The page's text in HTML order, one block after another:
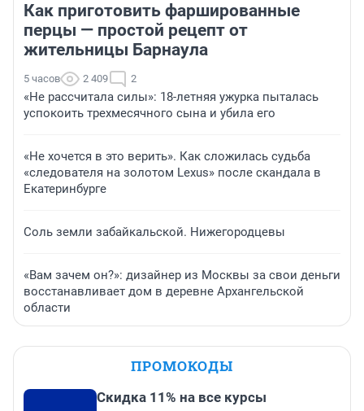
Как приготовить фаршированные
перцы — простой рецепт от
жительницы Барнаула
5 часов 2 409 2
«Не рассчитала силы»: 18-летняя ужурка пыталась
успокоить трехмесячного сына и убила его
«Не хочется в это верить». Как сложилась судьба
«следователя на золотом Lexus» после скандала в
Екатеринбурге
Соль земли забайкальской. Нижегородцевы
«Вам зачем он?»: дизайнер из Москвы за свои деньги
восстанавливает дом в деревне Архангельской
области
ПРОМОКОДЫ
Скидка 11% на все курсы